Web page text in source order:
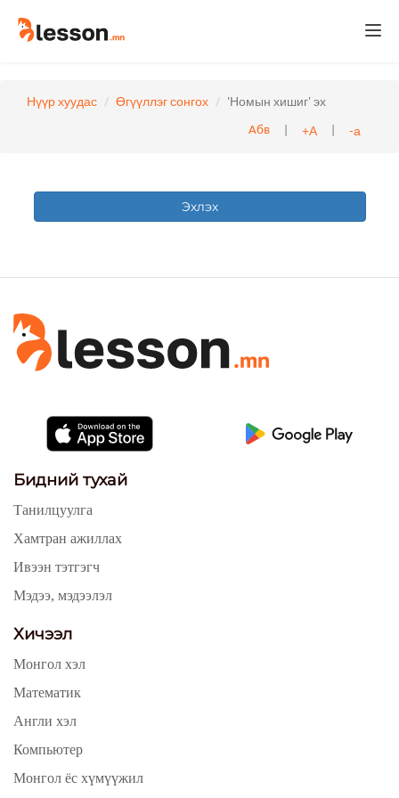
Нүүр хуудас Өгүүллэг сонгох 'Номын хишиг' эх
Абв | +А | -а
Эхлэх
Бидний тухай
Танилцуулга
Хамтран ажиллах
Ивээн тэтгэгч
Мэдээ, мэдээлэл
Хичээл
Монгол хэл
Математик
Англи хэл
Компьютер
Монгол ёс хүмүүжил